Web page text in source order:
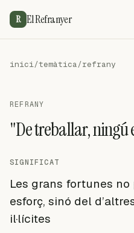
R El Refranyer
inici/temàtica/refrany
REFRANY
"De treballar, ningú
SIGNIFICAT
Les grans fortunes
esforç, sinó del
il·lícites